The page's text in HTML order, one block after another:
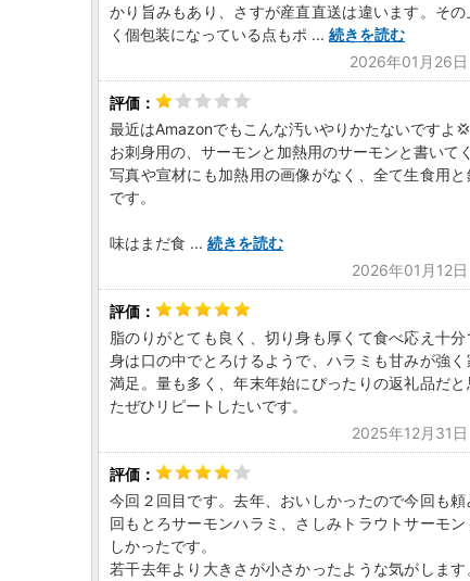
かり旨みもあり、さすが産直直送は違います。そ
く個包装になっている点もポ ... 続きを読む
2026年01月26
最近はAmazonでもこんな汚いやりかたないですよ💢
お刺身用の、サーモンと加熱用のサーモンと書いて
写真や宣材にも加熱用の画像がなく、全て生食用
です。
味はまだ食 ... 続きを読む
2026年01月12
脂のりがとても良く、切り身も厚くて食べ応え十
身は口の中でとろけるようで、ハラミも甘みが強
満足。量も多く、年末年始にぴったりの返礼品だと
たぜひリピートしたいです。
2025年12月31
今回２回目です。去年、おいしかったので今回も
回もとろサーモンハラミ、さしみトラウトサーモ
しかったです。
若干去年より大きさが小さかったような気がします